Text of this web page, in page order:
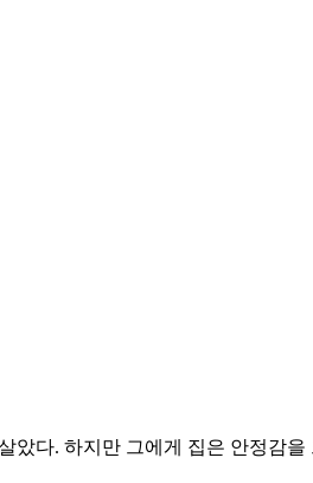
다. 하지만 그에게 집은 안정감을